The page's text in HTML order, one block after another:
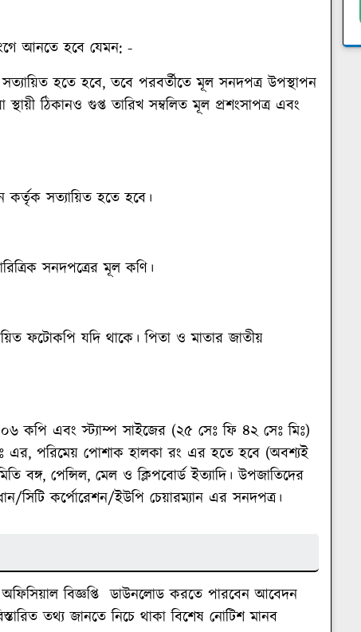
আনতে হবে যেমন: -
হতে হবে, তবে পরবর্তীতে মূল সনদপত্র উপস্থাপন
স্থায়ী ঠিকানও গুপ্ত তারিখ সম্বলিত মূল প্রশংসাপত্র এবং
কর্তৃক সত্যায়িত হতে হবে।
সনদপত্রের মূল কণি।
ফটোকপি যদি থাকে। পিতা ও মাতার জাতীয়
কপি এবং স্ট্যাম্প সাইজের (২৫ সেঃ ফি ৪২ সেঃ মিঃ)
এর, পরিমেয় পোশাক হালকা রং এর হতে হবে (অবশ্যই
বঙ্গ, পেন্সিল, মেল ও ক্লিপবোর্ড ইত্যাদি। উপজাতিদের
সিটি কর্পোরেশন/ইউপি চেয়ারম্যান এর সনদপত্র।
অফিসিয়াল বিজ্ঞপ্তি ডাউনলোড করতে পারবেন আবেদন
তথ্য জানতে নিচে থাকা বিশেষ নোটিশ মানব